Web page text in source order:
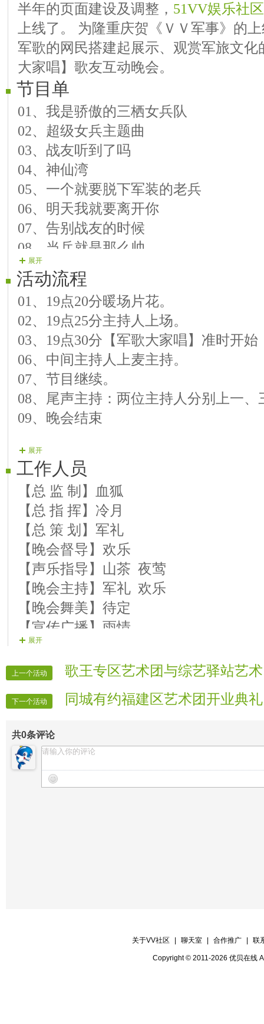
半年的页面建设及调整， 51VV娱乐社区
上线了。 为隆重庆贺《ＶＶ军事》的
军歌的网民搭建起展示、观赏军旅文
大家唱】歌友互动晚会。
节目单
01、我是骄傲的三栖女兵队
02、超级女兵主题曲
03、战友听到了吗
04、神仙湾
05、一个就要脱下军装的老兵
06、明天我就要离开你
07、告别战友的时候
08、当兵就是那么帅
09、战友
10、我只是一个当兵的
11、战友情
12、跟我上
13、当兵就要当好兵
14、爱上军营爱上你
15、最美的梦
16、战友啊兄弟
17、姐妹情深
19、小照片
20、选择无悔
21、霹雳彩虹
22、当兵的妹妹
23、90后的兵
24、温暖的冬季
25、脱下绿军装
24、当兵的哥们最气派
25、为您守岁
26、走高原
28、兵哥哥我的心上人
27、有我在
29、点火
30、什么也不说
31、老兵，你明天就要走
32、青春筑一道绿色长城长
展开
活动流程
01、19点20分暖场片花。
02、19点25分主持人上场。
03、19点30分【军歌大家唱】准时开始
06、中间主持人上麦主持。
07、节目继续。
08、尾声主持：两位主持人分别上一
09、晚会结束
展开
工作人员
【总 监 制】血狐
【总 指 挥】冷月
【总 策 划】军礼
【晚会督导】欢乐
【声乐指导】山茶 夜莺
【晚会主持】军礼 欢乐
【晚会舞美】待定
【宣传广播】雨情
【军兿递麦】当天值班人员
【晚会迎宾】当天值班人员
展开
上一个活动 歌王专区艺术团与综艺驿站艺
下一个活动 同城有约福建区艺术团开业典礼
共0条评论
关于VV社区 聊天室 合作推广 联
Copyright © 2011-2026 优贝在线